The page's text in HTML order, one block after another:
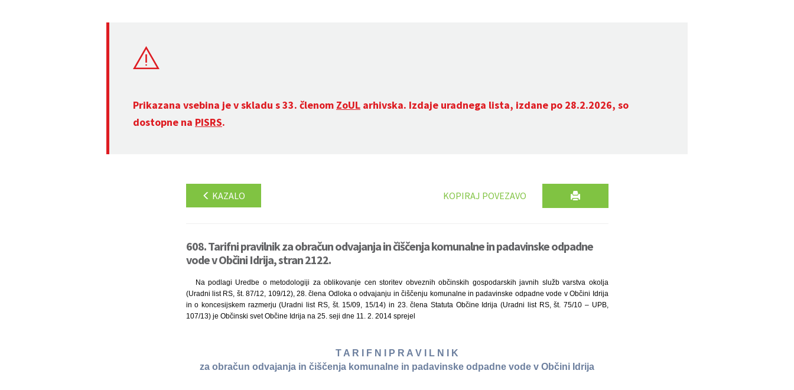
Prikazana vsebina je v skladu s 33. členom ZoUL arhivska. Izdaje uradnega lista, izdane po 28.2.2026, so
dostopne na PISRS.
KAZALO KOPIRAJ POVEZAVO
608. Tarifni pravilnik za obračun odvajanja in čiščenja komunalne in padavinske odpadne
vode v Občini Idrija, stran 2122.
Na podlagi Uredbe o metodologiji za oblikovanje cen storitev obveznih občinskih gospodarskih javnih služb varstva okolja
(Uradni list RS, št. 87/12, 109/12), 28. člena Odloka o odvajanju in čiščenju komunalne in padavinske odpadne vode v Občini Idrija
in o koncesijskem razmerju (Uradni list RS, št. 15/09, 15/14) in 23. člena Statuta Občine Idrija (Uradni list RS, št. 75/10 – UPB,
107/13) je Občinski svet Občine Idrija na 25. seji dne 11. 2. 2014 sprejel
T A R I F N I P R A V I L N I K
za obračun odvajanja in čiščenja komunalne in padavinske odpadne vode v Občini Idrija